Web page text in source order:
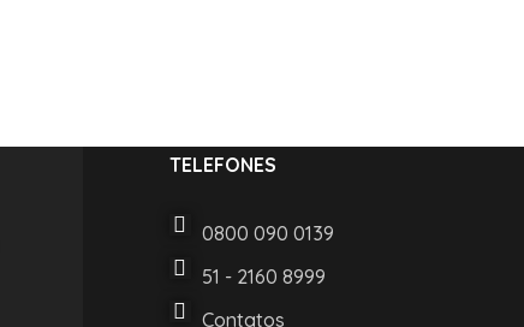
TELEFONES
0800 090 0139
51 - 2160 8999
Contatos